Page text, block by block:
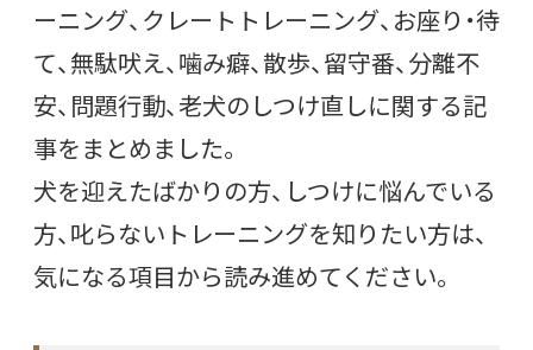
ーニング、クレートトレーニング、お座り・待
て、無駄吠え、噛み癖、散歩、留守番、分離不
安、問題行動、老犬のしつけ直しに関する記
事をまとめました。
犬を迎えたばかりの方、しつけに悩んでいる
方、叱らないトレーニングを知りたい方は、
気になる項目から読み進めてください。